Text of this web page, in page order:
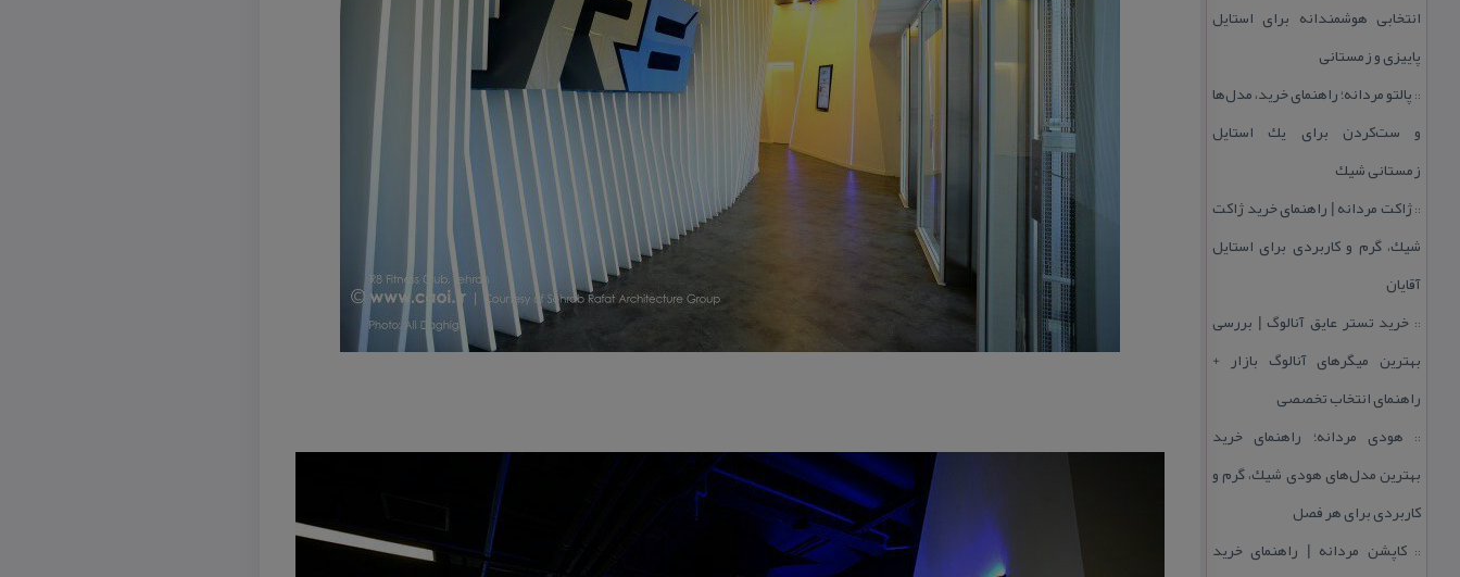
انتخابی هوشمندانه برای استایل
پاییزی و زمستانی
:: پالتو مردانه؛ راهنمای خرید، مدل‌ها
و ست‌كردن برای یك استایل
زمستانی شیك
::ژاكت مردانه | راهنمای خرید ژاكت
شیك، گرم و كاربردی برای استایل
آقایان
:: خرید تستر عایق آنالوگ | بررسی
بهترین میگرهای آنالوگ بازار +
راهنمای انتخاب تخصصی
:: هودی مردانه؛ راهنمای خرید
بهترین مدل‌های هودی شیك، گرم و
كاربردی برای هر فصل
::كاپشن مردانه | راهنمای خرید